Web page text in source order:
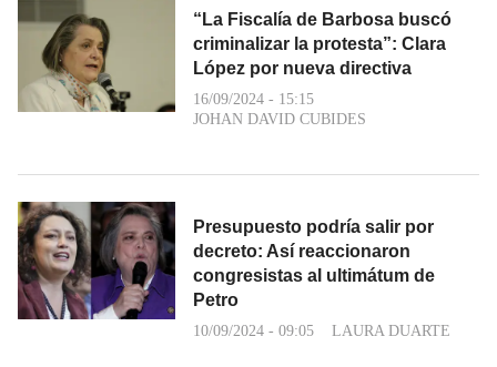
“La Fiscalía de Barbosa buscó
criminalizar la protesta”: Clara
López por nueva directiva
16/09/2024 - 15:15
JOHAN DAVID CUBIDES
Presupuesto podría salir por
decreto: Así reaccionaron
congresistas al ultimátum de
Petro
10/09/2024 - 09:05 LAURA DUARTE